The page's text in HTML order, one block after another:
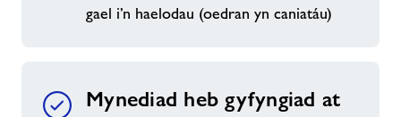
gael i’n haelodau (oedran yn caniatáu)
Mynediad heb gyfyngiad at